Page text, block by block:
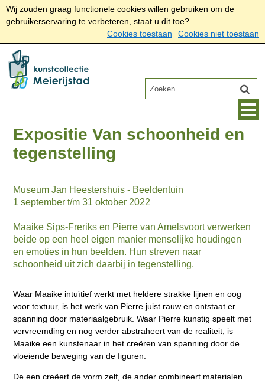
Wij zouden graag functionele cookies willen gebruiken om de
gebruikerservaring te verbeteren, staat u dit toe?
Cookies toestaan
Cookies niet toestaan
Expositie Van schoonheid en
tegenstelling
Museum Jan Heestershuis - Beeldentuin
1 september t/m 31 oktober 2022
Maaike Sips-Freriks en Pierre van Amelsvoort verwerken
beide op een heel eigen manier menselijke houdingen
en emoties in hun beelden. Hun streven naar
schoonheid uit zich daarbij in tegenstelling.
Waar Maaike intuïtief werkt met heldere strakke lijnen en oog
voor textuur, is het werk van Pierre juist rauw en ontstaat er
spanning door materiaalgebruik. Waar Pierre kunstig speelt met
vervreemding en nog verder abstraheert van de realiteit, is
Maaike een kunstenaar in het creëren van spanning door de
vloeiende beweging van de figuren.
De een creëert de vorm zelf, de ander combineert materialen